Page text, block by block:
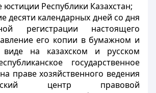
Республики Казахстан;
десяти календарных дней со дня
регистрации настоящего
его копии в бумажном и
виде на казахском и русском
государственное
праве хозяйственного ведения
центр правовой